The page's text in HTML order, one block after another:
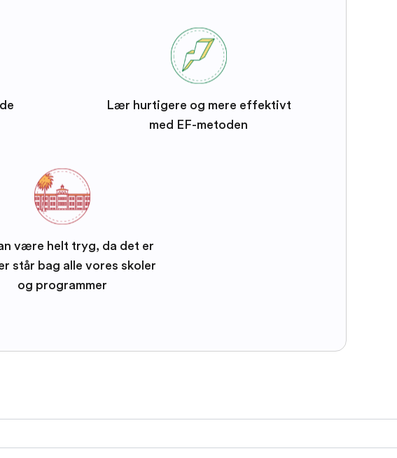
Lær hurtigere og mere effektivt
med EF-metoden
være helt tryg, da det er
står bag alle vores skoler
og programmer